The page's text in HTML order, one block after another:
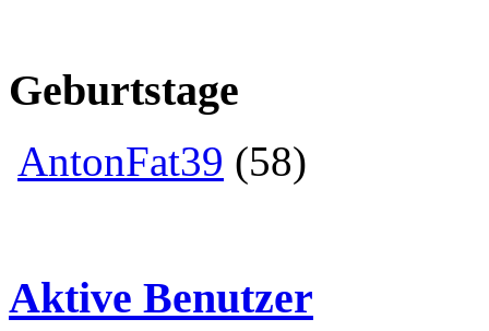
Geburtstage
AntonFat39 (58)
Aktive Benutzer